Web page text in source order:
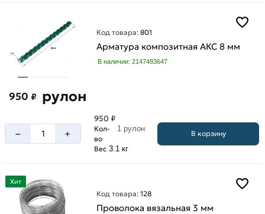
Код товара:801
Арматура композитная АКС 8 мм
В наличии: 2147483647
950 ₽ рулон
– +
950 ₽
Кол-
во
1 рулон
Вес 3.1 кг
В корзину
Хит
Код товара:128
Проволока вязальная 3 мм